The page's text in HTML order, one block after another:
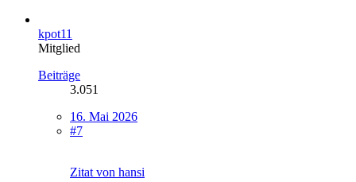
kpot11
Mitglied
Beiträge
3.051
16. Mai 2026
#7
Zitat von hansi